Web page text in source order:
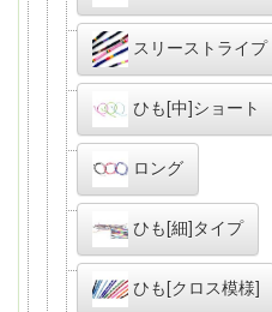
スリーストライプ
ひも[中]ショート
ロング
ひも[細]タイプ
ひも[クロス模様]